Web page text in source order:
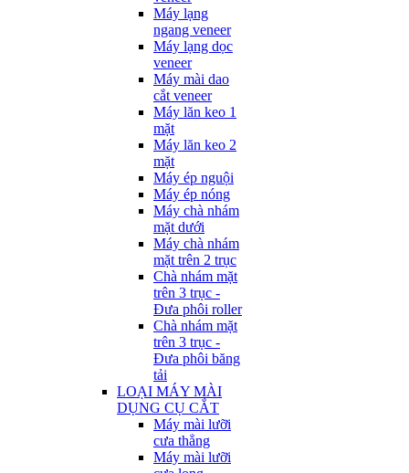
Máy lạng
ngang veneer
Máy lạng dọc
veneer
Máy mài dao
cắt veneer
Máy lăn keo 1
mặt
Máy lăn keo 2
mặt
Máy ép nguội
Máy ép nóng
Máy chà nhám
mặt dưới
Máy chà nhám
mặt trên 2 trục
Chà nhám mặt
trên 3 trục -
Đưa phôi roller
Chà nhám mặt
trên 3 trục -
Đưa phôi băng
tải
LOẠI MÁY MÀI
DỤNG CỤ CẮT
Máy mài lưỡi
cưa thẳng
Máy mài lưỡi